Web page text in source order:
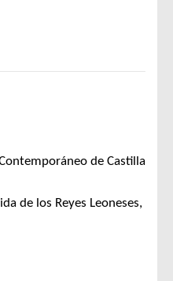
de Castilla
de los Reyes Leoneses,